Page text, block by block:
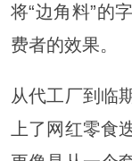
将“边角料”的
费者的效果。
从代工厂到临
上了网红零食